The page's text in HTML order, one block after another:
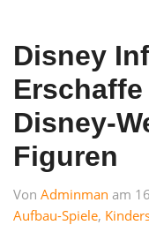
Disney
Disney-
Figuren
Von Adminman am
Aufbau-Spiele,